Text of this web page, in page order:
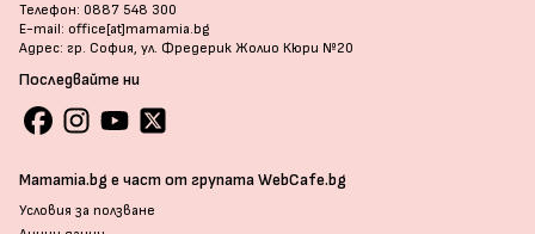
Телефон: 0887 548 300
E-mail: office[at]mamamia.bg
Адрес: гр. София, ул. Фредерик Жолио Кюри №20
Последвайте ни
Mamamia.bg е част от групата WebCafe.bg
Условия за ползване